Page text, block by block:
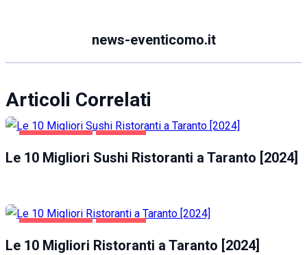
news-eventicomo.it
Articoli Correlati
Le 10 Migliori Sushi Ristoranti a Taranto [2024]
Le 10 Migliori Ristoranti a Taranto [2024]